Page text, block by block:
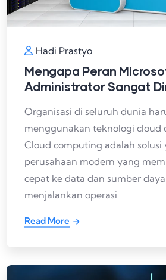
Hadi Prastyo
Mengapa Peran
Administrator Sangat
Organisasi di seluruh dunia
menggunakan teknologi cloud
Cloud computing adalah
perusahaan modern yang
cepat ke data dan sumber
menjalankan operasi
Read More